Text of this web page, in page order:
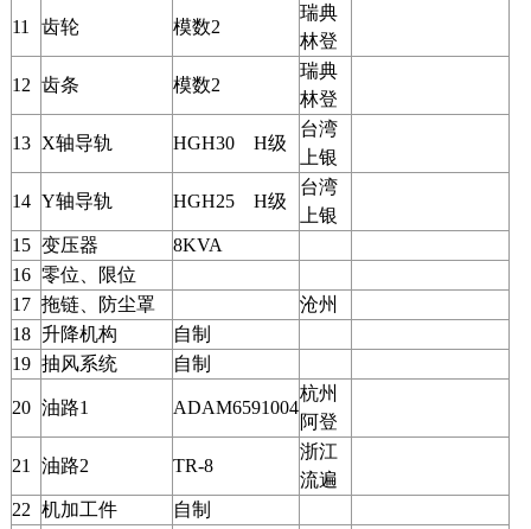
11 齿轮 模数2
瑞典
林登
12 齿条 模数2
瑞典
林登
13 X轴导轨 HGH30 H级
台湾
上银
14 Y轴导轨 HGH25 H级
台湾
上银
15 变压器
8KVA
16 零位、限位
17 拖链、防尘罩
沧州
18 升降机构
自制
19 抽风系统 自制
20 油路1 ADAM6591004
杭州
阿登
21 油路2 TR-8
浙江
流遍
22 机加工件
自制